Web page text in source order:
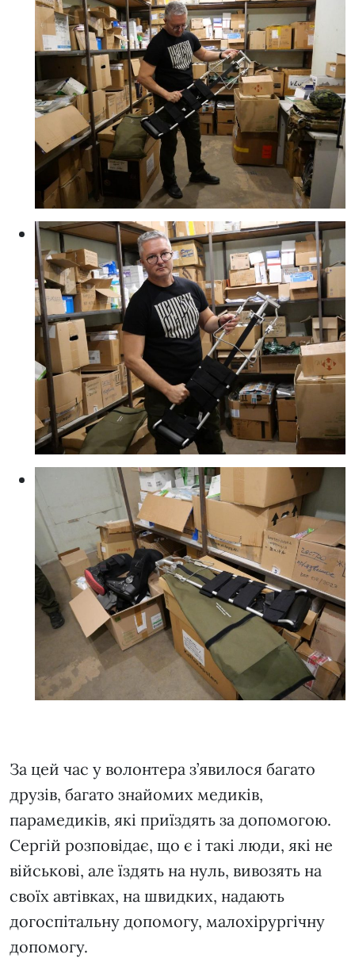
За цей час у волонтера з’явилося багато
друзів, багато знайомих медиків,
парамедиків, які приїздять за допомогою.
Сергій розповідає, що є і такі люди, які не
військові, але їздять на нуль, вивозять на
своїх автівках, на швидких, надають
догоспітальну допомогу, малохірургічну
допомогу.